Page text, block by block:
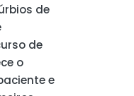
de
de
o
e